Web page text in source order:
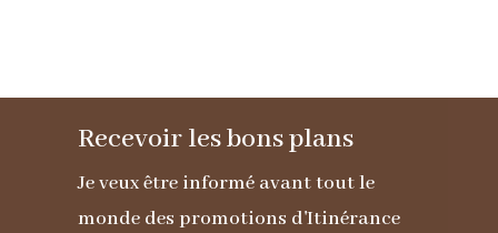
Recevoir les bons plans
Je veux être informé avant tout le
monde des promotions d'Itinérance